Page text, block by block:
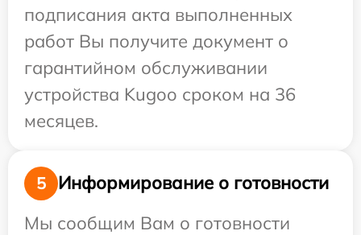
подписания акта выполненных
работ Вы получите документ о
гарантийном обслуживании
устройства Kugoo сроком на 36
месяцев.
5
Информирование о готовности
Мы сообщим Вам о готовности